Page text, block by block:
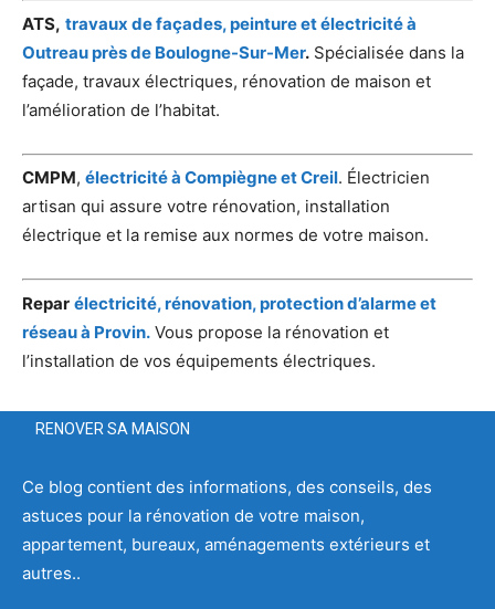
ATS, travaux de façades, peinture et électricité à
Outreau près de Boulogne-Sur-Mer. Spécialisée dans la
façade, travaux électriques, rénovation de maison et
l’amélioration de l’habitat.
CMPM, électricité à Compiègne et Creil. Électricien
artisan qui assure votre rénovation, installation
électrique et la remise aux normes de votre maison.
Repar électricité, rénovation, protection d’alarme et
réseau à Provin. Vous propose la rénovation et
l’installation de vos équipements électriques.
RENOVER SA MAISON
Ce blog contient des informations, des conseils, des
astuces pour la rénovation de votre maison,
appartement, bureaux, aménagements extérieurs et
autres..